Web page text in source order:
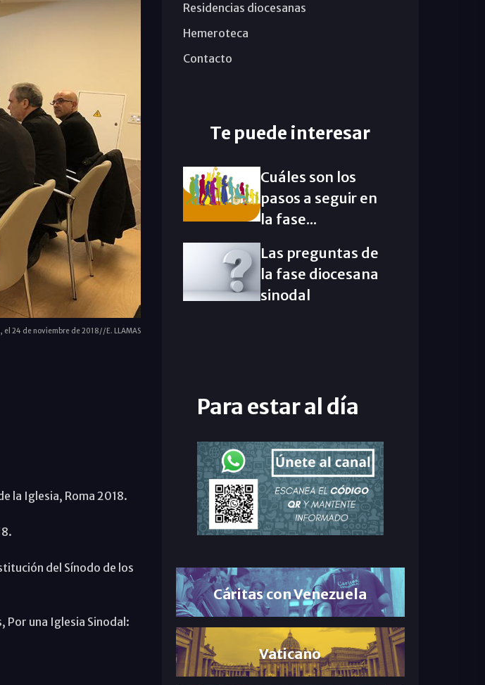
el 24 de noviembre de 2018//E. LLAMAS
la Iglesia, Roma 2018.
del Sínodo de los
Por una Iglesia Sinodal:
Residencias diocesanas
Hemeroteca
Contacto
Te puede interesar
Cuáles son los
pasos a seguir en
la fase...
Las preguntas de
la fase diocesana
sinodal
Para estar al día
Cáritas con Venezuela
Vaticano